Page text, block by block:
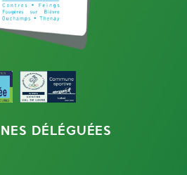
DÉLÉGUÉES